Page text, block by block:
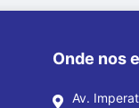
Onde nos
Av.